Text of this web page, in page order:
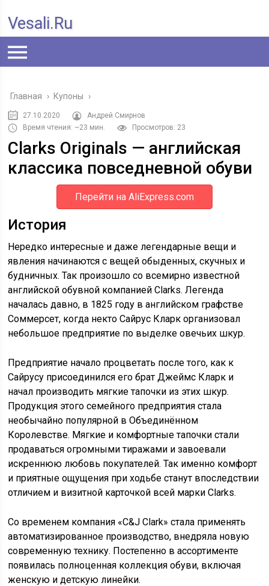
Vesali.ru
Главная › Купоны ›
27.10.2020
Андрей Смирнов
Время чтения: ~23 мин.
Просмотров: 23
Clarks Originals — английская
классика повседневной обуви
Перейти на AliExpress.com
История
Нередко интересные и даже легендарные вещи и
явления начинаются с вещей обыденных, скучных и
будничных. Так произошло со всемирно известной
английской обувной компанией Clarks. Легенда
началась давно, в 1825 году в английском графстве
Соммерсет, когда некто Сайрус Кларк организовал
небольшое предприятие по выделке овечьих шкур.
Предприятие начало процветать после того, как к
Сайрусу присоединился его брат Джеймс Кларк и
начал производить мягкие тапочки из этих шкур.
Продукция этого семейного предприятия стала
необычайно популярной в Объединённом
Королевстве. Мягкие и комфортные тапочки стали
продаваться огромными тиражами и завоевали
искреннюю любовь покупателей. Так именно комфорт
и приятные ощущения при ходьбе станут впоследствии
отличием и визитной карточкой всей марки Clarks.
Со временем компания «C&J Clark» стала применять
автоматизированное производство, внедряла новую
современную технику. Постепенно в ассортименте
появилась полноценная коллекция обуви, включая
женскую и детскую линейки.